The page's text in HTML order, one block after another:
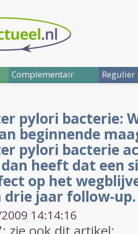
Complementair Regulier
pylori bacterie:
beginnende
pylori bacterie
heeft dat een
op het
drie jaar follow-up.
14:14:16